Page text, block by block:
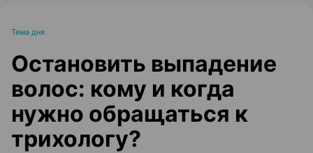
Тема дня
Остановить выпадение
волос: кому и когда
нужно обращаться к
трихологу?